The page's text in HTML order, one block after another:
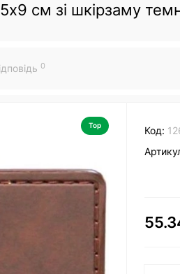
см зі шкірзаму
0
Top Код: